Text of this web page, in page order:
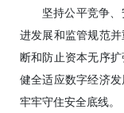
坚持公平竞争
进发展和监管规范
断和防止资本无序
健全适应数字经济
牢牢守住安全底线。